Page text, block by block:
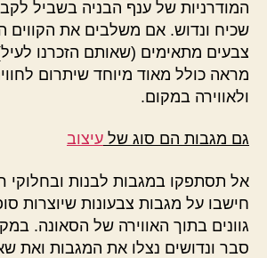
המודרניות של ענף הבניה בשביל
שכיח ונדוש. אם משלבים את הקווים
צבעים מתאימים (שאותם הזכרנו
מראה כולל מאוד מיוחד שיתרום
ולאווירה במקום.
גם מגבות הם סוג של עיצוב
אל תסתפקו במגבות לבנות ובחלוקי
חישבו על מגבות צבעונות שיוצרות
גוונים בתוך האווירה של הסאונה.
סבר ונדושים נצלו את המגבות ואת